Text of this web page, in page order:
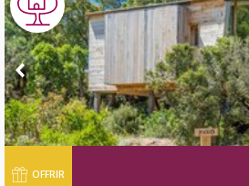
OFFRIR